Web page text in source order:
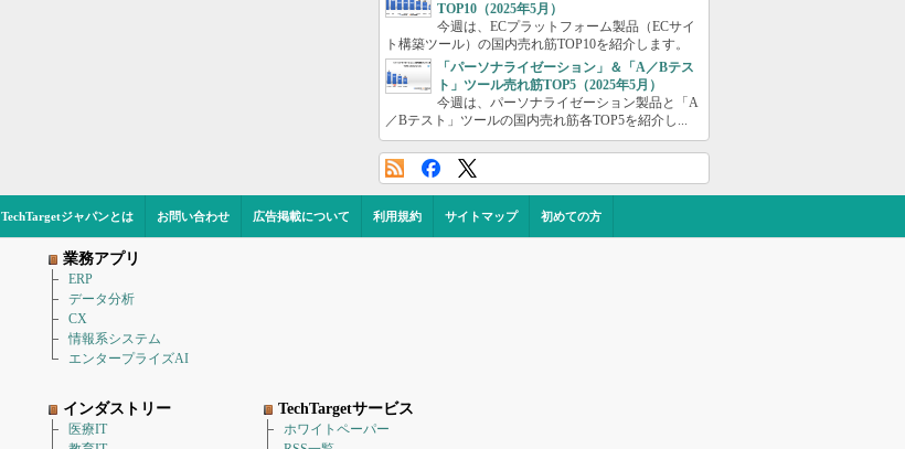
TOP10（2025年5月）
今週は、ECプラットフォーム製品（ECサイ
ト構築ツール）の国内売れ筋TOP10を紹介します。
「パーソナライゼーション」＆「A／Bテス
ト」ツール売れ筋TOP5（2025年5月）
今週は、パーソナライゼーション製品と「A
／Bテスト」ツールの国内売れ筋各TOP5を紹介し...
TechTargetジャパンとは お問い合わせ 広告掲載について 利用規約 サイトマップ 初めての方
業務アプリ
ERP
データ分析
CX
情報系システム
エンタープライズAI
インダストリー
医療IT
TechTargetサービス
ホワイトペーパー